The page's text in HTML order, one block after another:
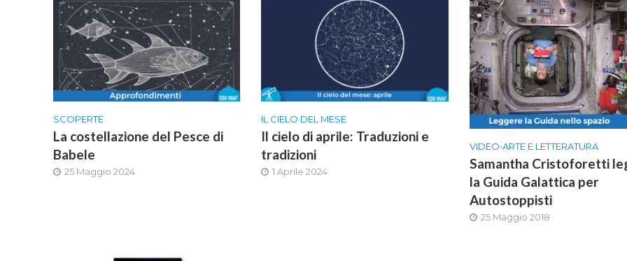
SCOPERTE
La costellazione del Pesce di
Babele
25 Maggio 2024
IL CIELO DEL MESE
Il cielo di aprile: Traduzioni e
tradizioni
1 Aprile 2024
VIDEO•ARTE E LETTERATURA
Samantha Cristoforetti
la Guida Galattica per
Autostoppisti
25 Maggio 2018